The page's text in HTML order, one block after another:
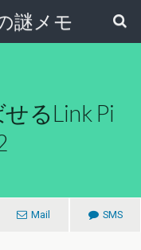
謎メモ
るLink Pi
Mail SMS